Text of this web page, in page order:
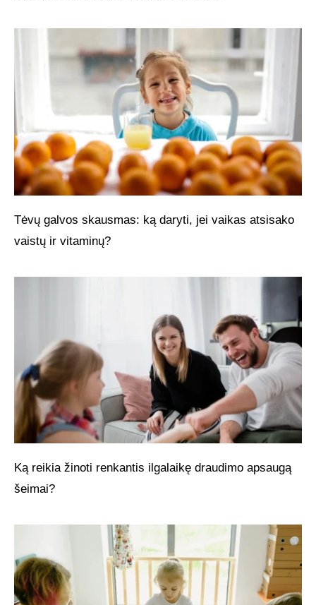
Tėvų galvos skausmas: ką daryti, jei vaikas atsisako
vaistų ir vitaminų?
Ką reikia žinoti renkantis ilgalaikę draudimo apsaugą
šeimai?